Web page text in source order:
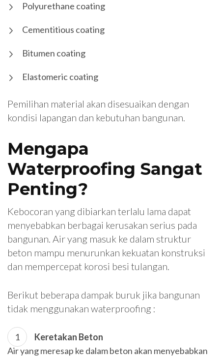
Polyurethane coating
Cementitious coating
Bitumen coating
Elastomeric coating
Pemilihan material akan disesuaikan dengan
kondisi lapangan dan kebutuhan bangunan.
Mengapa
Waterproofing Sangat
Penting?
Kebocoran yang dibiarkan terlalu lama dapat
menyebabkan berbagai kerusakan serius pada
bangunan. Air yang masuk ke dalam struktur
beton mampu menurunkan kekuatan konstruksi
dan mempercepat korosi besi tulangan.
Berikut beberapa dampak buruk jika bangunan
tidak menggunakan waterproofing :
Keretakan Beton
Air yang meresap ke dalam beton akan menyebabkan